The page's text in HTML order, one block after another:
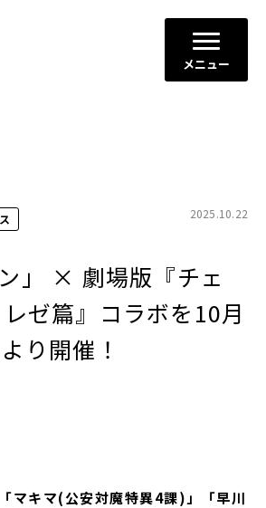
メニュー
2025.10.22
ン」 × 劇場版『チェ
ゼ篇』コラボを10月
り開催！
マキマ(公安対魔特異4課)」「早川
2025年